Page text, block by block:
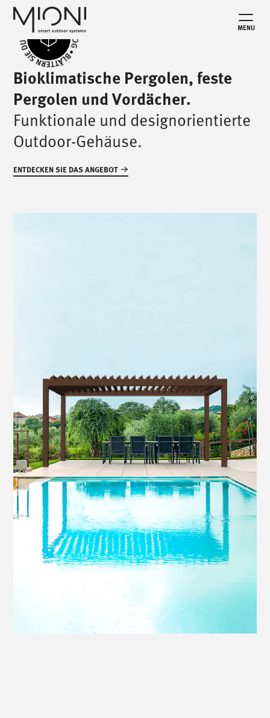
MENU
Bioklimatische Pergolen, feste
Pergolen und Vordächer.
Funktionale und designorientierte
Outdoor-Gehäuse.
ENTDECKEN SIE DAS ANGEBOT